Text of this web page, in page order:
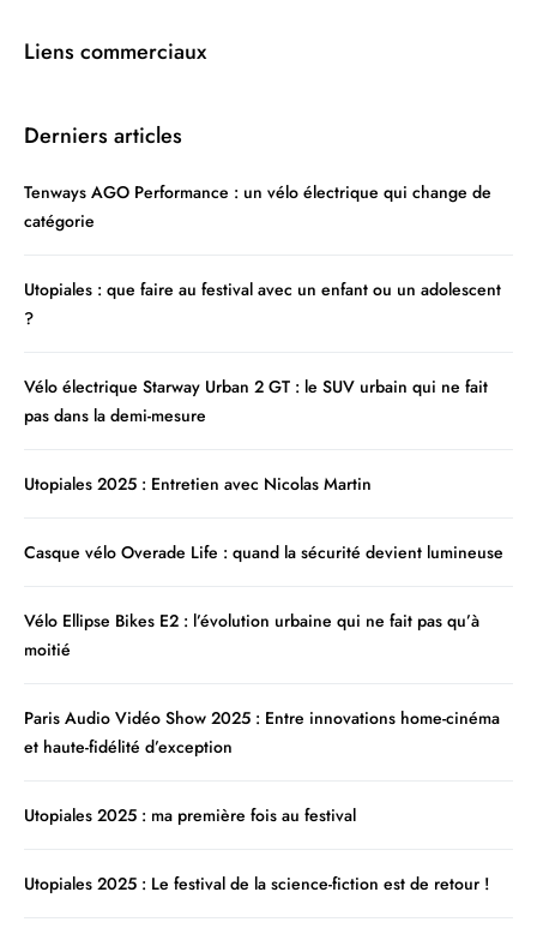
Liens commerciaux
Derniers articles
Tenways AGO Performance : un vélo électrique qui change de
catégorie
Utopiales : que faire au festival avec un enfant ou un adolescent
?
Vélo électrique Starway Urban 2 GT : le SUV urbain qui ne fait
pas dans la demi-mesure
Utopiales 2025 : Entretien avec Nicolas Martin
Casque vélo Overade Life : quand la sécurité devient lumineuse
Vélo Ellipse Bikes E2 : l’évolution urbaine qui ne fait pas qu’à
moitié
Paris Audio Vidéo Show 2025 : Entre innovations home-cinéma
et haute-fidélité d’exception
Utopiales 2025 : ma première fois au festival
Utopiales 2025 : Le festival de la science-fiction est de retour !